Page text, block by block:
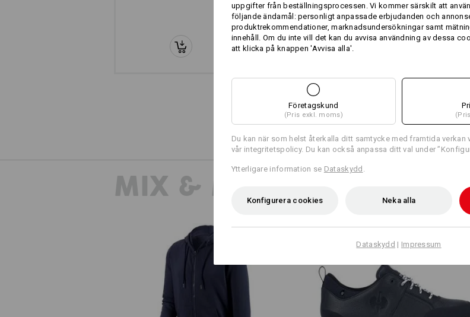
+2 ytterligare features
MIX & MATCH
e.s. Hoody-Sweatjacka poly cotton S3 skyddslågskor e.s. Spes II low
uppgifter från beställningsprocessen. Vi kommer särskilt att
följande ändamål: personligt anpassade erbjudanden och
produktrekommendationer, marknadsundersökningar samt
innehåll. Om du inte vill det kan du avvisa användning av dessa
att klicka på knappen 'Avvisa alla'.
Företagskund
(Pris exkl. moms)
Du kan när som helst återkalla ditt samtycke med framtida verkan
vår integritetspolicy. Du kan också anpassa ditt val under
Ytterligare information se Dataskydd
Konfigurera cookies Neka alla
Dataskydd | Impressum